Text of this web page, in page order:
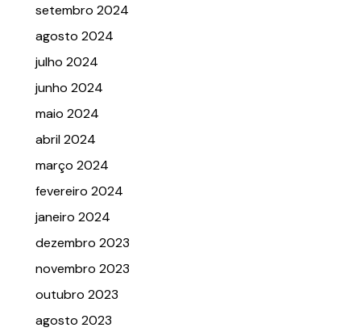
setembro 2024
agosto 2024
julho 2024
junho 2024
maio 2024
abril 2024
março 2024
fevereiro 2024
janeiro 2024
dezembro 2023
novembro 2023
outubro 2023
agosto 2023